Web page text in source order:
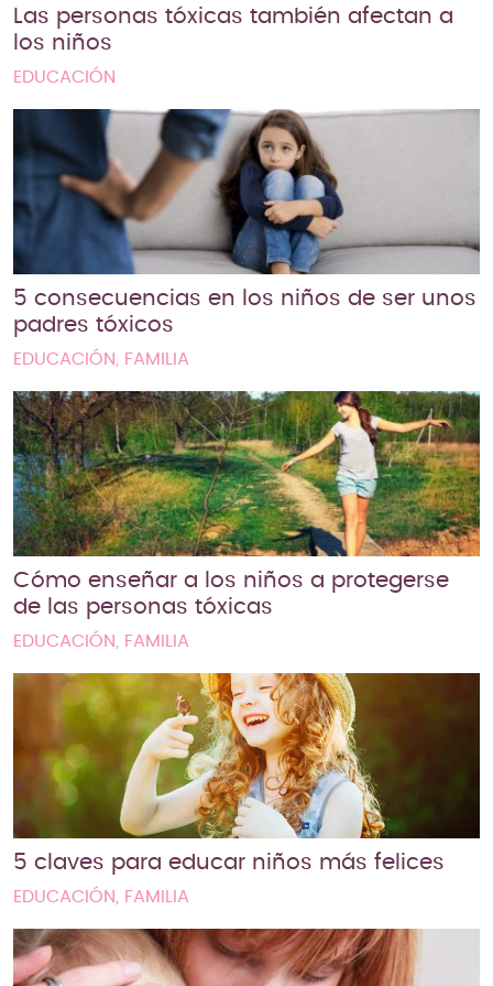
Las personas tóxicas también afectan a
los niños
EDUCACIÓN
5 consecuencias en los niños de ser unos
padres tóxicos
EDUCACIÓN, FAMILIA
Cómo enseñar a los niños a protegerse
de las personas tóxicas
EDUCACIÓN, FAMILIA
5 claves para educar niños más felices
EDUCACIÓN, FAMILIA